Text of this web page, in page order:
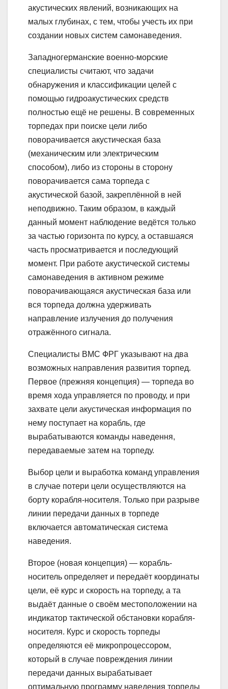
акустических явлений, возникающих на
малых глубинах, с тем, чтобы учесть их при
создании новых систем самонаведения.
Западногерманские военно-морские
специалисты считают, что задачи
обнаружения и классификации целей с
помощью гидроакустических средств
полностью ещё не решены. В современных
торпедах при поиске цели либо
поворачивается акустическая база
(механическим или электрическим
способом), либо из стороны в сторону
поворачивается сама торпеда с
акустической базой, закреплённой в ней
неподвижно. Таким образом, в каждый
данный момент наблюдение ведётся только
за частью горизонта по курсу, а оставшаяся
часть просматривается и последующий
момент. При работе акустической системы
самонаведения в активном режиме
поворачивающаяся акустическая база или
вся торпеда должна удерживать
направление излучения до получения
отражённого сигнала.
Специалисты ВМС ФРГ указывают на два
возможных направления развития торпед.
Первое (прежняя концепция) — торпеда во
время хода управляется по проводу, и при
захвате цели акустическая информация по
нему поступает на корабль, где
вырабатываются команды наведення,
передаваемые затем на торпеду.
Выбор цели и выработка команд управления
в случае потери цели осуществляются на
борту корабля-носителя. Только при разрыве
линии передачи данных в торпеде
включается автоматическая система
наведения.
Второе (новая концепция) — корабль-
носитель определяет и передаёт координаты
цели, её курс и скорость на торпеду, а та
выдаёт данные о своём местоположении на
индикатор тактической обстановки корабля-
носителя. Курс и скорость торпеды
определяются её микропроцессором,
который в случае повреждения линии
передачи данных вырабатывает
оптимальную программу наведения торпеды